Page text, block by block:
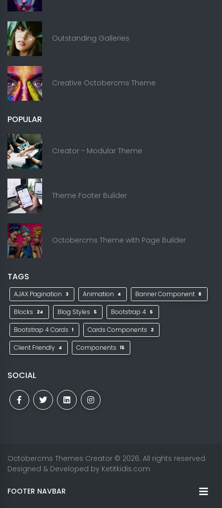
Outstanding Galleries
Creative Octobercms Theme
POPULAR
Creator - Modular Theme
Theme Footer Builder
Octobercms Theme with Page Builder
TAGS
AJAX Pagination 3 Animation 4 Banner Component 8
Blocks 24 Blog Styles 5 Bootstrap 4 6
Bootstrap 4 Cards 1 Cards Components 2
Client Friendly 4 Components 15
SOCIAL
Octobercms Themes Creator © 2026. All rights reserved.
Designed & Developed by Ketitkidis.com
FOOTER NAVBAR